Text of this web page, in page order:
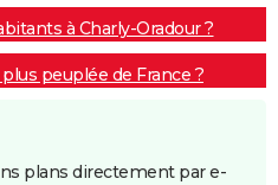
à Charly-Oradour ?
peuplée de France ?
plans directement par e-